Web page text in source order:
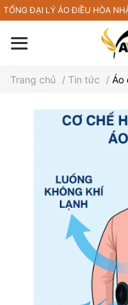
TỔNG ĐẠI LÝ ÁO ĐIỀU HÒA
Trang chủ / Tin tức / Áo